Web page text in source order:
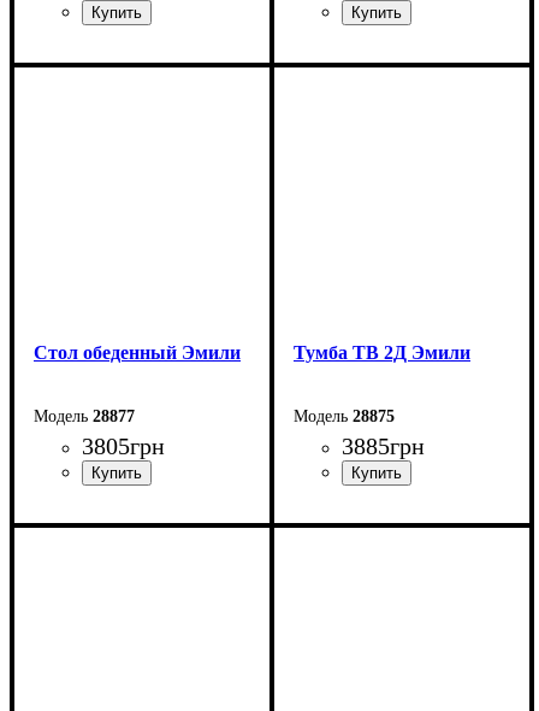
Ширина: 42,5 см
Ширина: 140 (+40) см
Стол обеденный Эмили
28877
3805грн
Ширина: 160 (+40) см
Тумба ТВ 2Д Эмили
28875
3885грн
Ширина: 166,4 см